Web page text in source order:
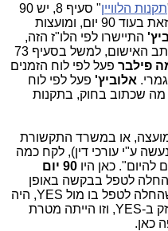
הלוויין
" סעיף 8, יש 90
יום לטפל בבקשה כזו, וניתן להאריך זאת בעוד 90 יום, ומועצות
התיישרו לפי הלו"ז הזה,
שמקורו בחוק (ולא להיפך, כנטען בכתב האישום, למשל בסעיף 73
פילברפעל לפי לוח הזמנים
אלוביץ'פעל לפי לוח
שכתוב בחוק, בתקנות
או במשרד התקשורת
ע"י עורכי דין), לקח כמה
להיום". כאן היו 90 יום
לטפל בבקשה באופן
, והנושא הראשון, שהחלה לטפל בו מול YES, היה
העלייה באחוזים של האחזקות של בזק ב-YES, וזו הייתה מטרת
כאן.